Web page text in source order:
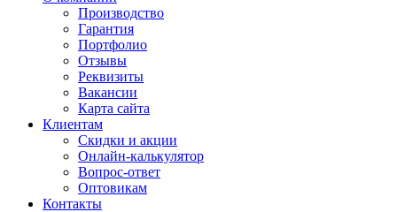
Производство
Гарантия
Портфолио
Отзывы
Реквизиты
Вакансии
Карта сайта
Клиентам
Скидки и акции
Онлайн-калькулятор
Вопрос-ответ
Оптовикам
Контакты